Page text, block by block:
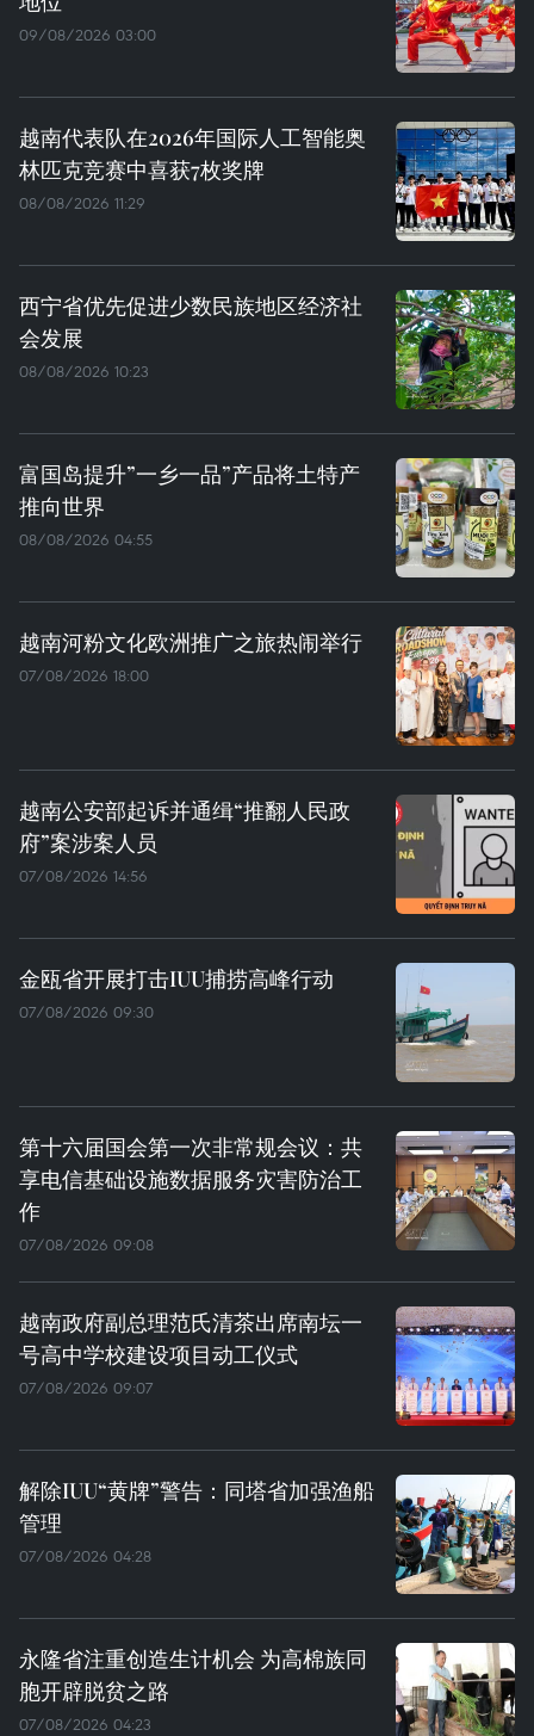
09/08/2026 03:00
越南代表队在2026年国际人工智能奥
林匹克竞赛中喜获7枚奖牌
08/08/2026 11:29
西宁省优先促进少数民族地区经济社
会发展
08/08/2026 10:23
富国岛提升”一乡一品”产品将土特产
推向世界
08/08/2026 04:55
越南河粉文化欧洲推广之旅热闹举行
07/08/2026 18:00
越南公安部起诉并通缉“推翻人民政
府”案涉案人员
07/08/2026 14:56
金瓯省开展打击IUU捕捞高峰行动
07/08/2026 09:30
第十六届国会第一次非常规会议：共
享电信基础设施数据服务灾害防治工
作
07/08/2026 09:08
越南政府副总理范氏清茶出席南坛一
号高中学校建设项目动工仪式
07/08/2026 09:07
解除IUU“黄牌”警告：同塔省加强渔船
管理
07/08/2026 04:28
永隆省注重创造生计机会 为高棉族同
胞开辟脱贫之路
07/08/2026 04:23